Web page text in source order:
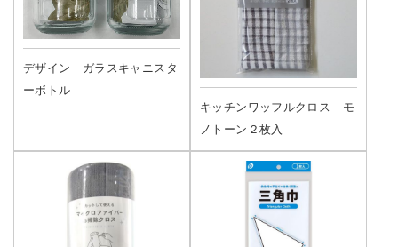
デザイン ガラスキャニスタ
ーボトル
キッチンワッフルクロス モ
ノトーン２枚入